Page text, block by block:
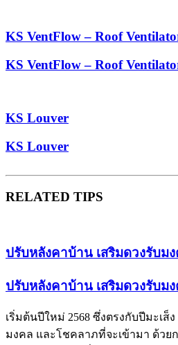
KS VentFlow – Roof
KS VentFlow – Roof
KS Louver
KS Louver
RELATED TIPS
ปรับหลังคาบ้าน เสริมดวงรับม
ปรับหลังคาบ้าน เสริมดวงรับม
เริ่มต้นปีใหม่ 2568 ซึ่งตรงกับปีมะเส็
มงคล และโชคลาภที่จะเข้ามา ด้วย